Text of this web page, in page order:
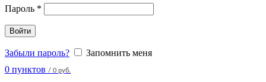
Пароль *
Войти
Забыли пароль?
Запомнить меня
0 пунктов / 0 руб.